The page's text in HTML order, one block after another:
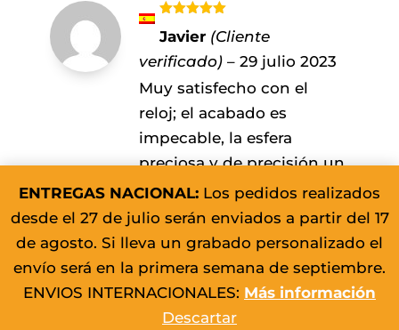
ENTREGAS NACIONAL: Los pedidos realizados
desde el 27 de julio serán enviados a partir del 17
de agosto. Si lleva un grabado personalizado el
envío será en la primera semana de septiembre.
ENVIOS INTERNACIONALES: Más información
Descartar
con5de 5
Javier (Cliente
verificado) – 29 julio 2023
Muy satisfecho con el
reloj; el acabado es
impecable, la esfera
preciosa y de precisión un
10! Cómodo en la muñeca,
buena visión de la hora
tanto de dia como de
noche.